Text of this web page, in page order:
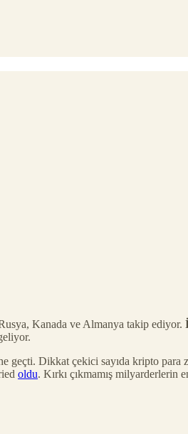
Kanada ve Almanya takip ediyor.
geçti. Dikkat çekici sayıda kripto para
oldu. Kırkı çıkmamış milyarderlerin